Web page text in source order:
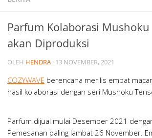
Parfum Kolaborasi Mushoku
akan Diproduksi
OLEH HENDRA · 13 NOVEMBER, 2021
COZYWAVE berencana merilis empat
hasil kolaborasi dengan seri Mushoku
Parfum dijual mulai Desember 2021
Pemesanan paling lambat 26 November.